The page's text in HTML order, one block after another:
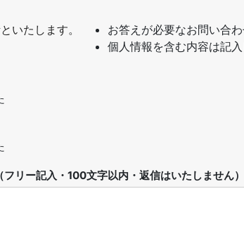
いたします。
お答えが必要なお問い合
個人情報を含む内容は記入
リー記入・100文字以内・返信はいたしません）